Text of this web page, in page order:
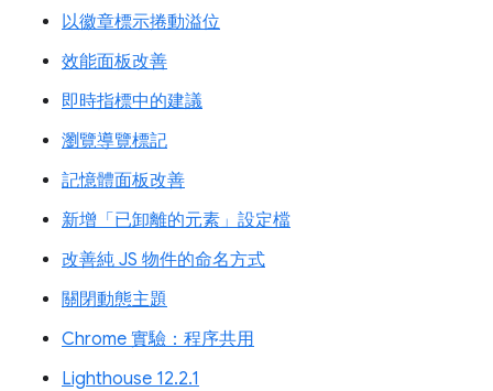
以徽章標示捲動溢位
效能面板改善
即時指標中的建議
瀏覽導覽標記
記憶體面板改善
新增「已卸離的元素」設定檔
改善純 JS 物件的命名方式
關閉動態主題
Chrome 實驗：程序共用
Lighthouse 12.2.1